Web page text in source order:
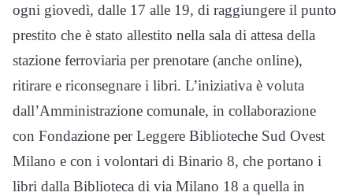
ogni giovedì, dalle 17 alle 19, di raggiungere il punto
prestito che è stato allestito nella sala di attesa della
stazione ferroviaria per prenotare (anche online),
ritirare e riconsegnare i libri. L’iniziativa è voluta
dall’Amministrazione comunale, in collaborazione
con Fondazione per Leggere Biblioteche Sud Ovest
Milano e con i volontari di Binario 8, che portano i
libri dalla Biblioteca di via Milano 18 a quella in